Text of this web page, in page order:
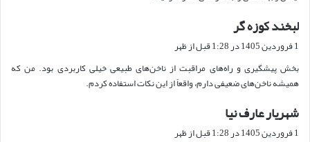
لبخند کوزه گر
ت
:
1 فروردین 1405 در 1:28 قبل از ظهر
بخش پیشگیری و راه‌های مراقبت از ناخن‌های طبیعی خیلی کاربردی بود. من که
همیشه ناخن‌های ضعیفی دارم، واقعاً از این نکات استفاده کردم.
شهریار عارف نیا
ف
1 فروردین 1405 در 1:28 قبل از ظهر